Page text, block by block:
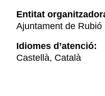
Entitat
Ajuntament de Rubió
Idiomes d’atenció:
Castellà, Català